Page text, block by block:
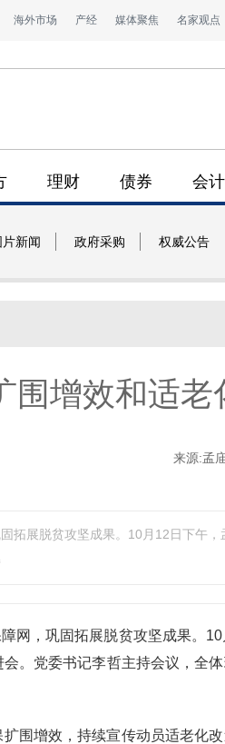
海外市场 产经 媒体聚焦 名家观点
理财 债券 会计
片新闻 政府采购 权威公告
围增效和适
来源:孟
拓展脱贫攻坚成果。10月12日下午，
网，巩固拓展脱贫攻坚成果。
。党委书记李哲主持会议，全
围增效，持续宣传动员适老化